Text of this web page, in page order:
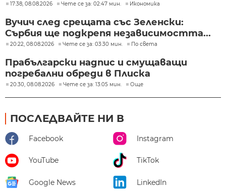
17:38, 08.08.2026 Чете се за: 02:47 мин. Икономика
Вучич след срещата със Зеленски:
Сърбия ще подкрепя независимостта...
20:22, 08.08.2026 Чете се за: 03:30 мин. По света
Прабългарски надпис и смущаващи
погребални обреди в Плиска
20:30, 08.08.2026 Чете се за: 13:05 мин. Още
ПОСЛЕДВАЙТЕ НИ В
Facebook Instagram
YouTube TikTok
Google News LinkedIn